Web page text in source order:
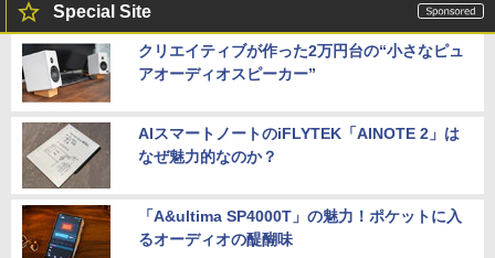
Special Site
クリエイティブが作った2万円台の“小さなピュ
アオーディオスピーカー”
AIスマートノートのiFLYTEK「AINOTE 2」は
なぜ魅力的なのか？
「A&ultima SP4000T」の魅力！ポケットに入
るオーディオの醍醐味